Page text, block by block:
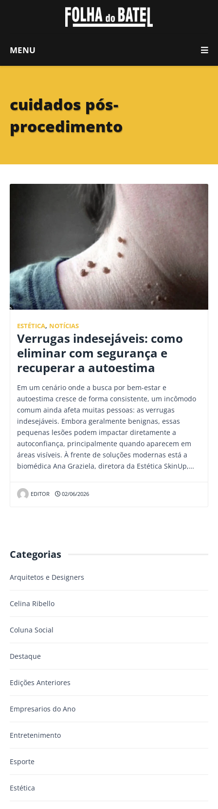
MENU
cuidados pós-
procedimento
ESTÉTICA, NOTÍCIAS
Verrugas indesejáveis: como
eliminar com segurança e
recuperar a autoestima
Em um cenário onde a busca por bem-estar e
autoestima cresce de forma consistente, um incômodo
comum ainda afeta muitas pessoas: as verrugas
indesejáveis. Embora geralmente benignas, essas
pequenas lesões podem impactar diretamente a
autoconfiança, principalmente quando aparecem em
áreas visíveis. À frente de soluções modernas está a
biomédica Ana Graziela, diretora da Estética SkinUp,…
EDITOR 02/06/2026
Categorias
Arquitetos e Designers
Celina Ribello
Coluna Social
Destaque
Edições Anteriores
Empresarios do Ano
Entretenimento
Esporte
Estética